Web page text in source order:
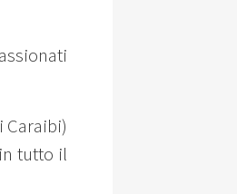
Caraibi)
tutto il